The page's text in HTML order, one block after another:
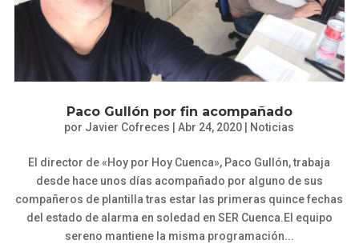
Paco Gullón por fin acompañado
por Javier Cofreces |Abr 24, 2020 Noticias
El director de «Hoy por Hoy Cuenca», Paco Gullón, trabaja
desde hace unos días acompañado por alguno de sus
compañeros de plantilla tras estar las primeras quince fechas
del estado de alarma en soledad en SER Cuenca.El equipo
sereno mantiene la misma programación...